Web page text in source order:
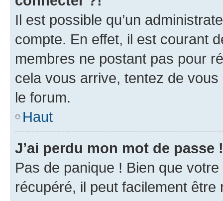
Il est possible qu’un
compte. En effet, il est courant
membres ne postant pas pour
cela vous arrive, tentez de
le forum.
Haut
J’ai perdu mon mot de passe !
Pas de panique ! Bien que
récupéré, il peut facilement